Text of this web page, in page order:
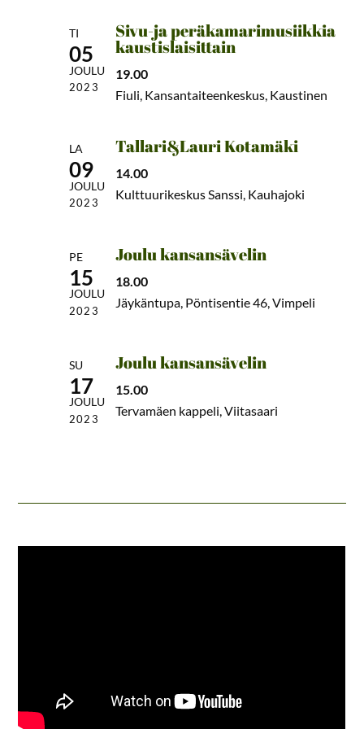
TI
05
JOULU
2023
Sivu-ja peräkamarimusiikkia
kaustislaisittain
19.00
Fiuli, Kansantaiteenkeskus, Kaustinen
LA
09
JOULU
2023
Tallari&Lauri Kotamäki
14.00
Kulttuurikeskus Sanssi, Kauhajoki
PE
15
JOULU
2023
Joulu kansansävelin
18.00
Jäykäntupa, Pöntisentie 46, Vimpeli
SU
17
JOULU
2023
Joulu kansansävelin
15.00
Tervamäen kappeli, Viitasaari